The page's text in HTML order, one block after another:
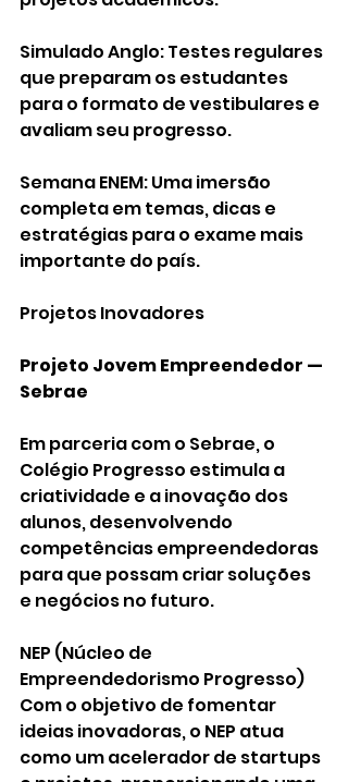
Simulado Anglo: Testes regulares
que preparam os estudantes
para o formato de vestibulares e
avaliam seu progresso.
Semana ENEM: Uma imersão
completa em temas, dicas e
estratégias para o exame mais
importante do país.
Projetos Inovadores
Projeto Jovem Empreendedor —
Sebrae
Em parceria com o Sebrae, o
Colégio Progresso estimula a
criatividade e a inovação dos
alunos, desenvolvendo
competências empreendedoras
para que possam criar soluções
e negócios no futuro.
NEP (Núcleo de
Empreendedorismo Progresso)
Com o objetivo de fomentar
ideias inovadoras, o NEP atua
como um acelerador de startups